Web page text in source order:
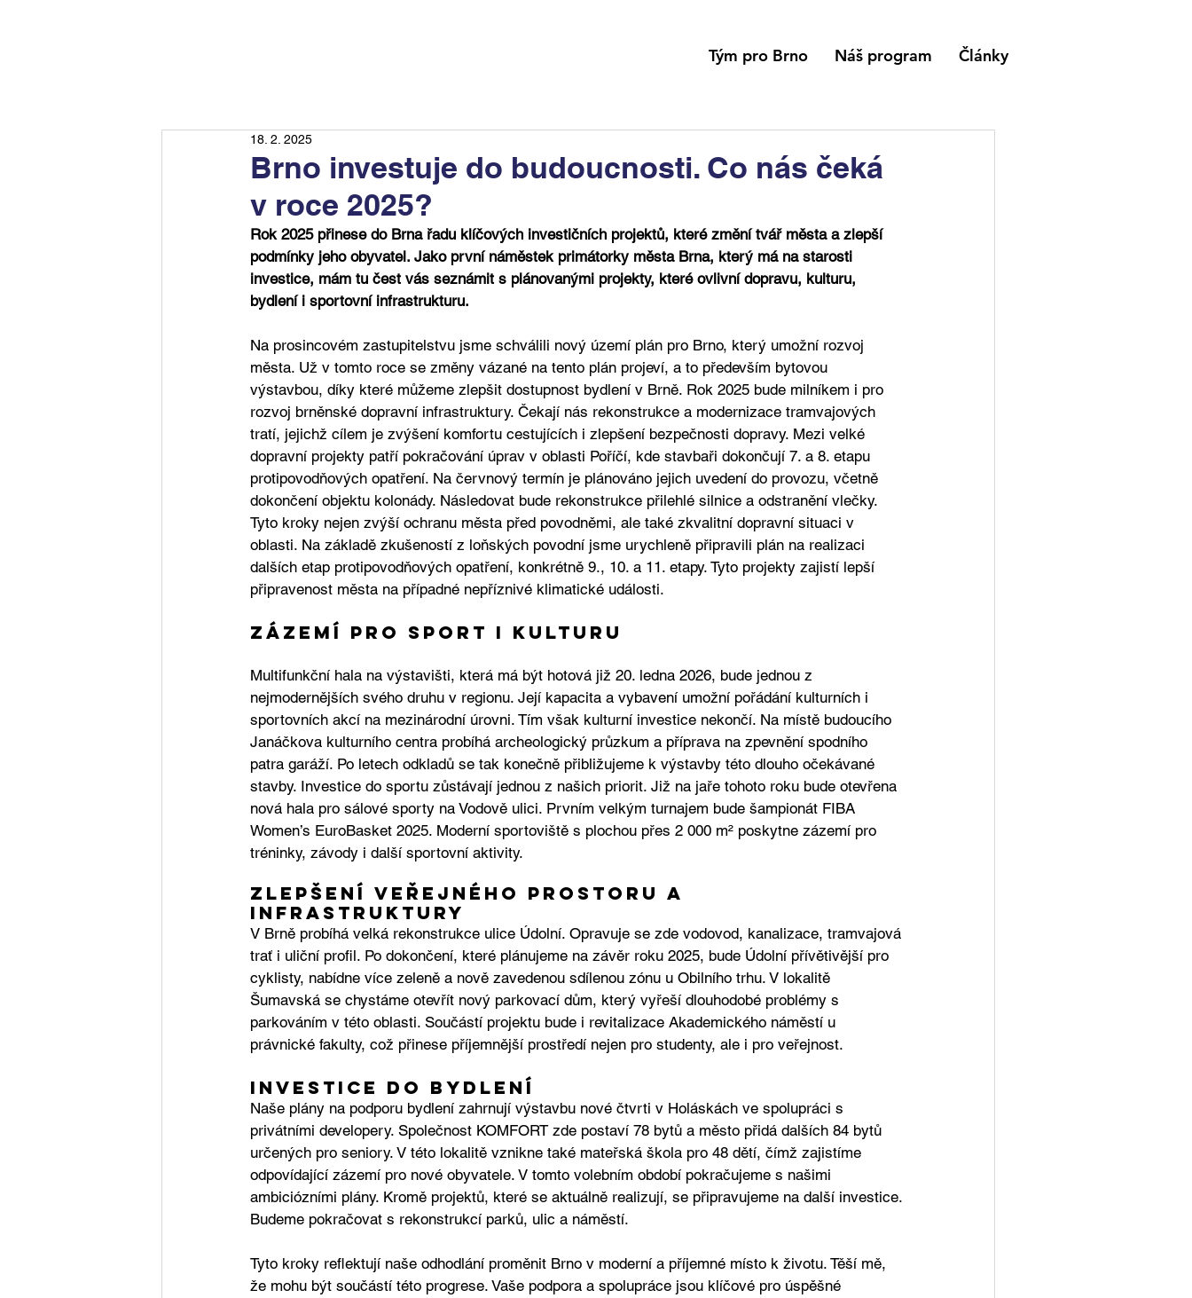
Tým pro Brno Náš program Články
Brno investuje do budoucnosti. Co nás čeká
v roce 2025?
18. 2. 2025
Rok 2025 přinese do Brna řadu klíčových investičních projektů, které změní tvář města a zlepší
podmínky jeho obyvatel. Jako první náměstek primátorky města Brna, který má na starosti
investice, mám tu čest vás seznámit s plánovanými projekty, které ovlivní dopravu, kulturu,
bydlení i sportovní infrastrukturu.
Na prosincovém zastupitelstvu jsme schválili nový území plán pro Brno, který umožní rozvoj
města. Už v tomto roce se změny vázané na tento plán projeví, a to především bytovou
výstavbou, díky které můžeme zlepšit dostupnost bydlení v Brně. Rok 2025 bude milníkem i pro
rozvoj brněnské dopravní infrastruktury. Čekají nás rekonstrukce a modernizace tramvajových
tratí, jejichž cílem je zvýšení komfortu cestujících i zlepšení bezpečnosti dopravy. Mezi velké
dopravní projekty patří pokračování úprav v oblasti Poříčí, kde stavbaři dokončují 7. a 8. etapu
protipovodňových opatření. Na červnový termín je plánováno jejich uvedení do provozu, včetně
dokončení objektu kolonády. Následovat bude rekonstrukce přilehlé silnice a odstranění vlečky.
Tyto kroky nejen zvýší ochranu města před povodněmi, ale také zkvalitní dopravní situaci v
oblasti. Na základě zkušeností z loňských povodní jsme urychleně připravili plán na realizaci
dalších etap protipovodňových opatření, konkrétně 9., 10. a 11. etapy. Tyto projekty zajistí lepší
připravenost města na případné nepříznivé klimatické události.
Zázemí pro sport i kulturu
Multifunkční hala na výstavišti, která má být hotová již 20. ledna 2026, bude jednou z
nejmodernějších svého druhu v regionu. Její kapacita a vybavení umožní pořádání kulturních i
sportovních akcí na mezinárodní úrovni. Tím však kulturní investice nekončí. Na místě budoucího
Janáčkova kulturního centra probíhá archeologický průzkum a příprava na zpevnění spodního
patra garáží. Po letech odkladů se tak konečně přibližujeme k výstavby této dlouho očekávané
stavby. Investice do sportu zůstávají jednou z našich priorit. Již na jaře tohoto roku bude otevřena
nová hala pro sálové sporty na Vodově ulici. Prvním velkým turnajem bude šampionát FIBA
Women’s EuroBasket 2025. Moderní sportoviště s plochou přes 2 000 m² poskytne zázemí pro
tréninky, závody i další sportovní aktivity.
Zlepšení veřejného prostoru a
infrastruktury
V Brně probíhá velká rekonstrukce ulice Údolní. Opravuje se zde vodovod, kanalizace, tramvajová
trať i uliční profil. Po dokončení, které plánujeme na závěr roku 2025, bude Údolní přívětivější pro
cyklisty, nabídne více zeleně a nově zavedenou sdílenou zónu u Obilního trhu. V lokalitě
Šumavská se chystáme otevřít nový parkovací dům, který vyřeší dlouhodobé problémy s
parkováním v této oblasti. Součástí projektu bude i revitalizace Akademického náměstí u
právnické fakulty, což přinese příjemnější prostředí nejen pro studenty, ale i pro veřejnost.
Investice do bydlení
Naše plány na podporu bydlení zahrnují výstavbu nové čtvrti v Holáskách ve spolupráci s
privátními developery. Společnost KOMFORT zde postaví 78 bytů a město přidá dalších 84 bytů
určených pro seniory. V této lokalitě vznikne také mateřská škola pro 48 dětí, čímž zajistíme
odpovídající zázemí pro nové obyvatele. V tomto volebním období pokračujeme s našimi
ambiciózními plány. Kromě projektů, které se aktuálně realizují, se připravujeme na další investice.
Budeme pokračovat s rekonstrukcí parků, ulic a náměstí.
Tyto kroky reflektují naše odhodlání proměnit Brno v moderní a příjemné místo k životu. Těší mě,
že mohu být součástí této progrese. Vaše podpora a spolupráce jsou klíčové pro úspěšné